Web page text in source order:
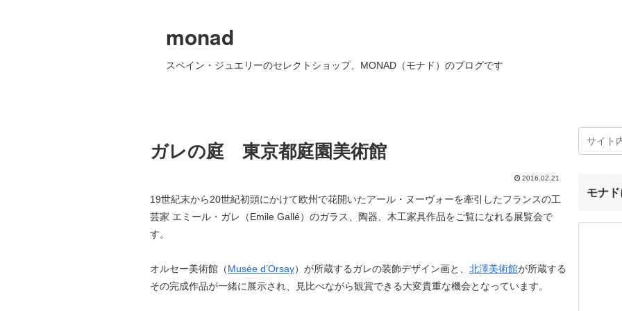
monad
スペイン・ジュエリーのセレクトショップ、MONAD（モナド）のブログです
ガレの庭 東京都庭園美術館
2016.02.21
19世紀末から20世紀初頭にかけて欧州で花開いたアール・ヌーヴォーを牽引したフランスの工
芸家 エミール・ガレ（Emile Gallé）のガラス、陶器、木工家具作品をご覧になれる展覧会で
す。
オルセー美術館（Musée d’Orsay）が所蔵するガレの装飾デザイン画と、 北澤美術館が所蔵する
その完成作品が一緒に展示され、見比べながら観賞できる大変貴重な機会となっています。
モナ